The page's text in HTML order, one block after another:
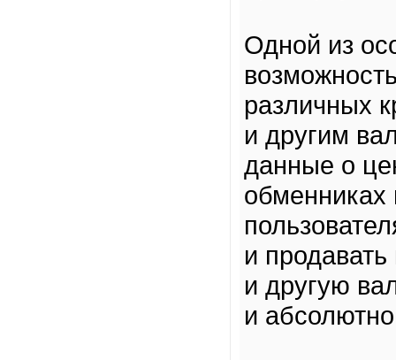
Одной из
различных
и другим
данные о
обменниках
и
и другую
и